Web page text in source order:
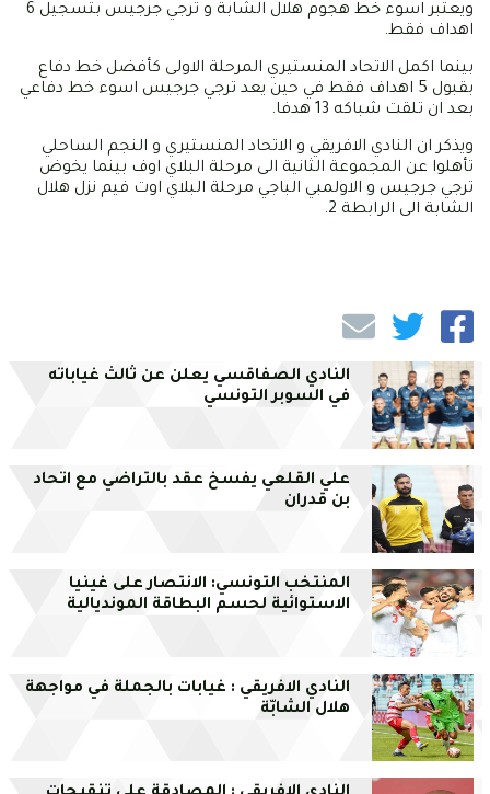
ويعتبر اسوء خط هجوم هلال الشابة و ترجي جرجيس بتسجيل 6
اهداف فقط.
بينما اكمل الاتحاد المنستيري المرحلة الاولى كأفضل خط دفاع
بقبول 5 اهداف فقط في حين يعد ترجي جرجيس اسوء خط دفاعي
بعد ان تلقت شباكه 13 هدفا.
ويذكر ان النادي الافريقي و الاتحاد المنستيري و النجم الساحلي
تأهلوا عن المجموعة الثانية الى مرحلة البلاي اوف بينما يخوض
ترجي جرجيس و الاولمبي الباجي مرحلة البلاي اوت فيم نزل هلال
الشابة الى الرابطة 2.
النادي الصفاقسي يعلن عن ثالث غياباته
في السوبر التونسي
علي القلعي يفسخ عقد بالتراضي مع اتحاد
بن قدران
المنتخب التونسي: الانتصار على غينيا
الاستوائية لحسم البطاقة المونديالية
النادي الافريقي : غيابات بالجملة في مواجهة
هلال الشابّة